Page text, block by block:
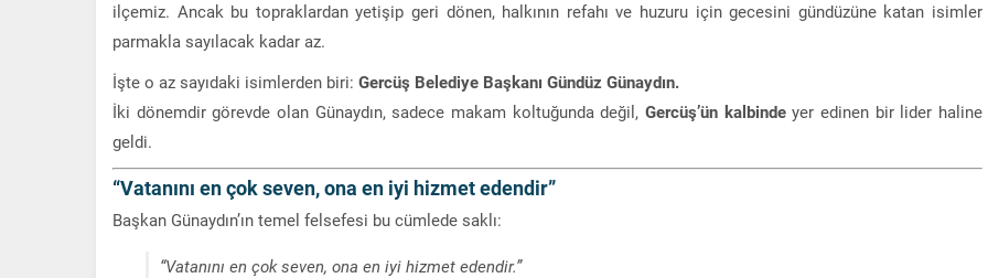
ilçemiz. Ancak bu topraklardan yetişip geri dönen, halkının refahı ve huzuru için gecesini gündüzüne katan isimler
parmakla sayılacak kadar az.
İşte o az sayıdaki isimlerden biri: Gercüş Belediye Başkanı Gündüz Günaydın.
İki dönemdir görevde olan Günaydın, sadece makam koltuğunda değil, Gercüş’ün kalbindeyer edinen bir lider haline
geldi.
“Vatanını en çok seven, ona en iyi hizmet edendir”
Başkan Günaydın’ın temel felsefesi bu cümlede saklı:
“Vatanını en çok seven, ona en iyi hizmet edendir.”